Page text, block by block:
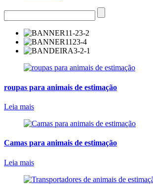
roupas para animais de estimação
Leia mais
Camas para animais de estimação
Leia mais